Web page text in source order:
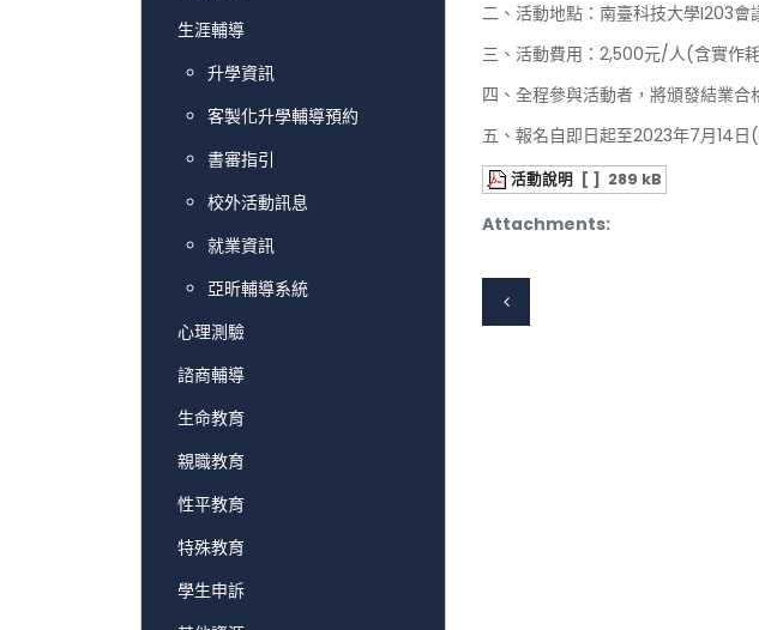
二、活動地點：南臺科技大學I203會
三、活動費用：2,500元/人(含實作
四、全程參與活動者，將頒發結業
五、報名自即日起至2023年7月14
Attachments:
活動說明 [ ] 289 kB
生涯輔導
升學資訊
客製化升學輔導預約
書審指引
校外活動訊息
就業資訊
亞昕輔導系統
心理測驗
諮商輔導
生命教育
親職教育
性平教育
特殊教育
學生申訴